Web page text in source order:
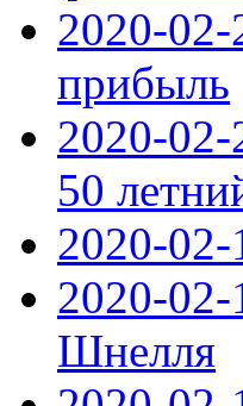
2020-
прибыль
2020-
50
2020-
2020-02-
Шнелля